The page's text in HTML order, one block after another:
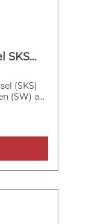
SKS
(SKS)
(SW) an.